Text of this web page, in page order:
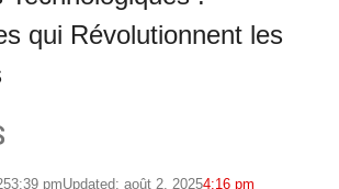
qui Révolutionnent les
3:39 pmUpdated: août 2, 20254:16 pm